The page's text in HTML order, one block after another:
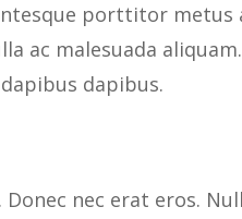
porttitor
ac malesuada
dapibus.
Donec nec erat eros.